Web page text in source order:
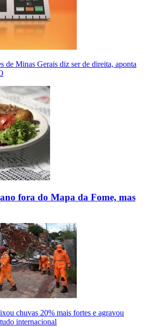
de Minas Gerais diz ser de direita, aponta
fora do Mapa da Fome, mas
chuvas 20% mais fortes e agravou
internacional